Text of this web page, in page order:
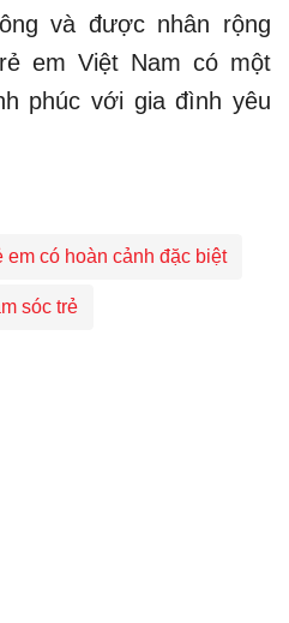
và được nhân rộng
em Việt Nam có một
phúc với gia đình yêu
em có hoàn cảnh đặc biệt
sóc trẻ